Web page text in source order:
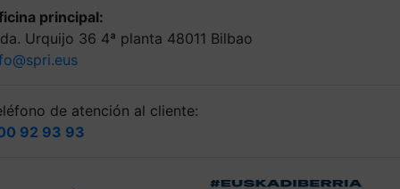
principal:
Urquijo 36 4ª planta 48011 Bilbao
de atención al cliente:
92 93 93